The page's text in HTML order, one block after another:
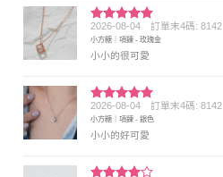
評分5 滿
分 5
2026-08-04 訂單末4碼: 8142
小方糖｜項鍊 - 玫瑰金
小小的很可愛
評分5 滿
分 5
2026-08-04 訂單末4碼: 8142
小方糖｜項鍊 - 銀色
小小的好可愛